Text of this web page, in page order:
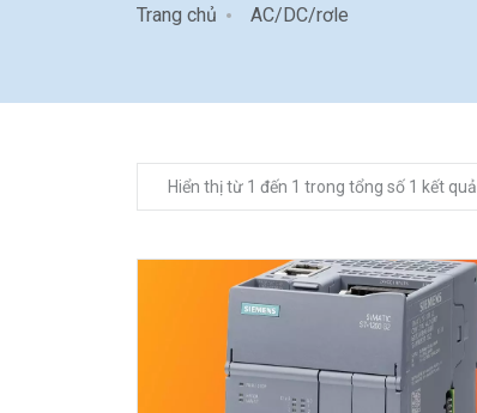
Trang chủ AC/DC/rơle
Hiển thị từ 1 đến 1 trong tổng số 1 kết quả